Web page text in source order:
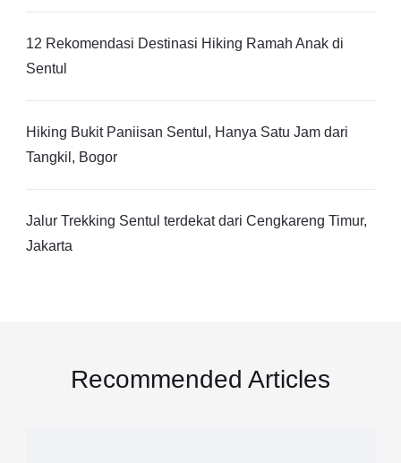
12 Rekomendasi Destinasi Hiking Ramah Anak di
Sentul
Hiking Bukit Paniisan Sentul, Hanya Satu Jam dari
Tangkil, Bogor
Jalur Trekking Sentul terdekat dari Cengkareng Timur,
Jakarta
Recommended Articles